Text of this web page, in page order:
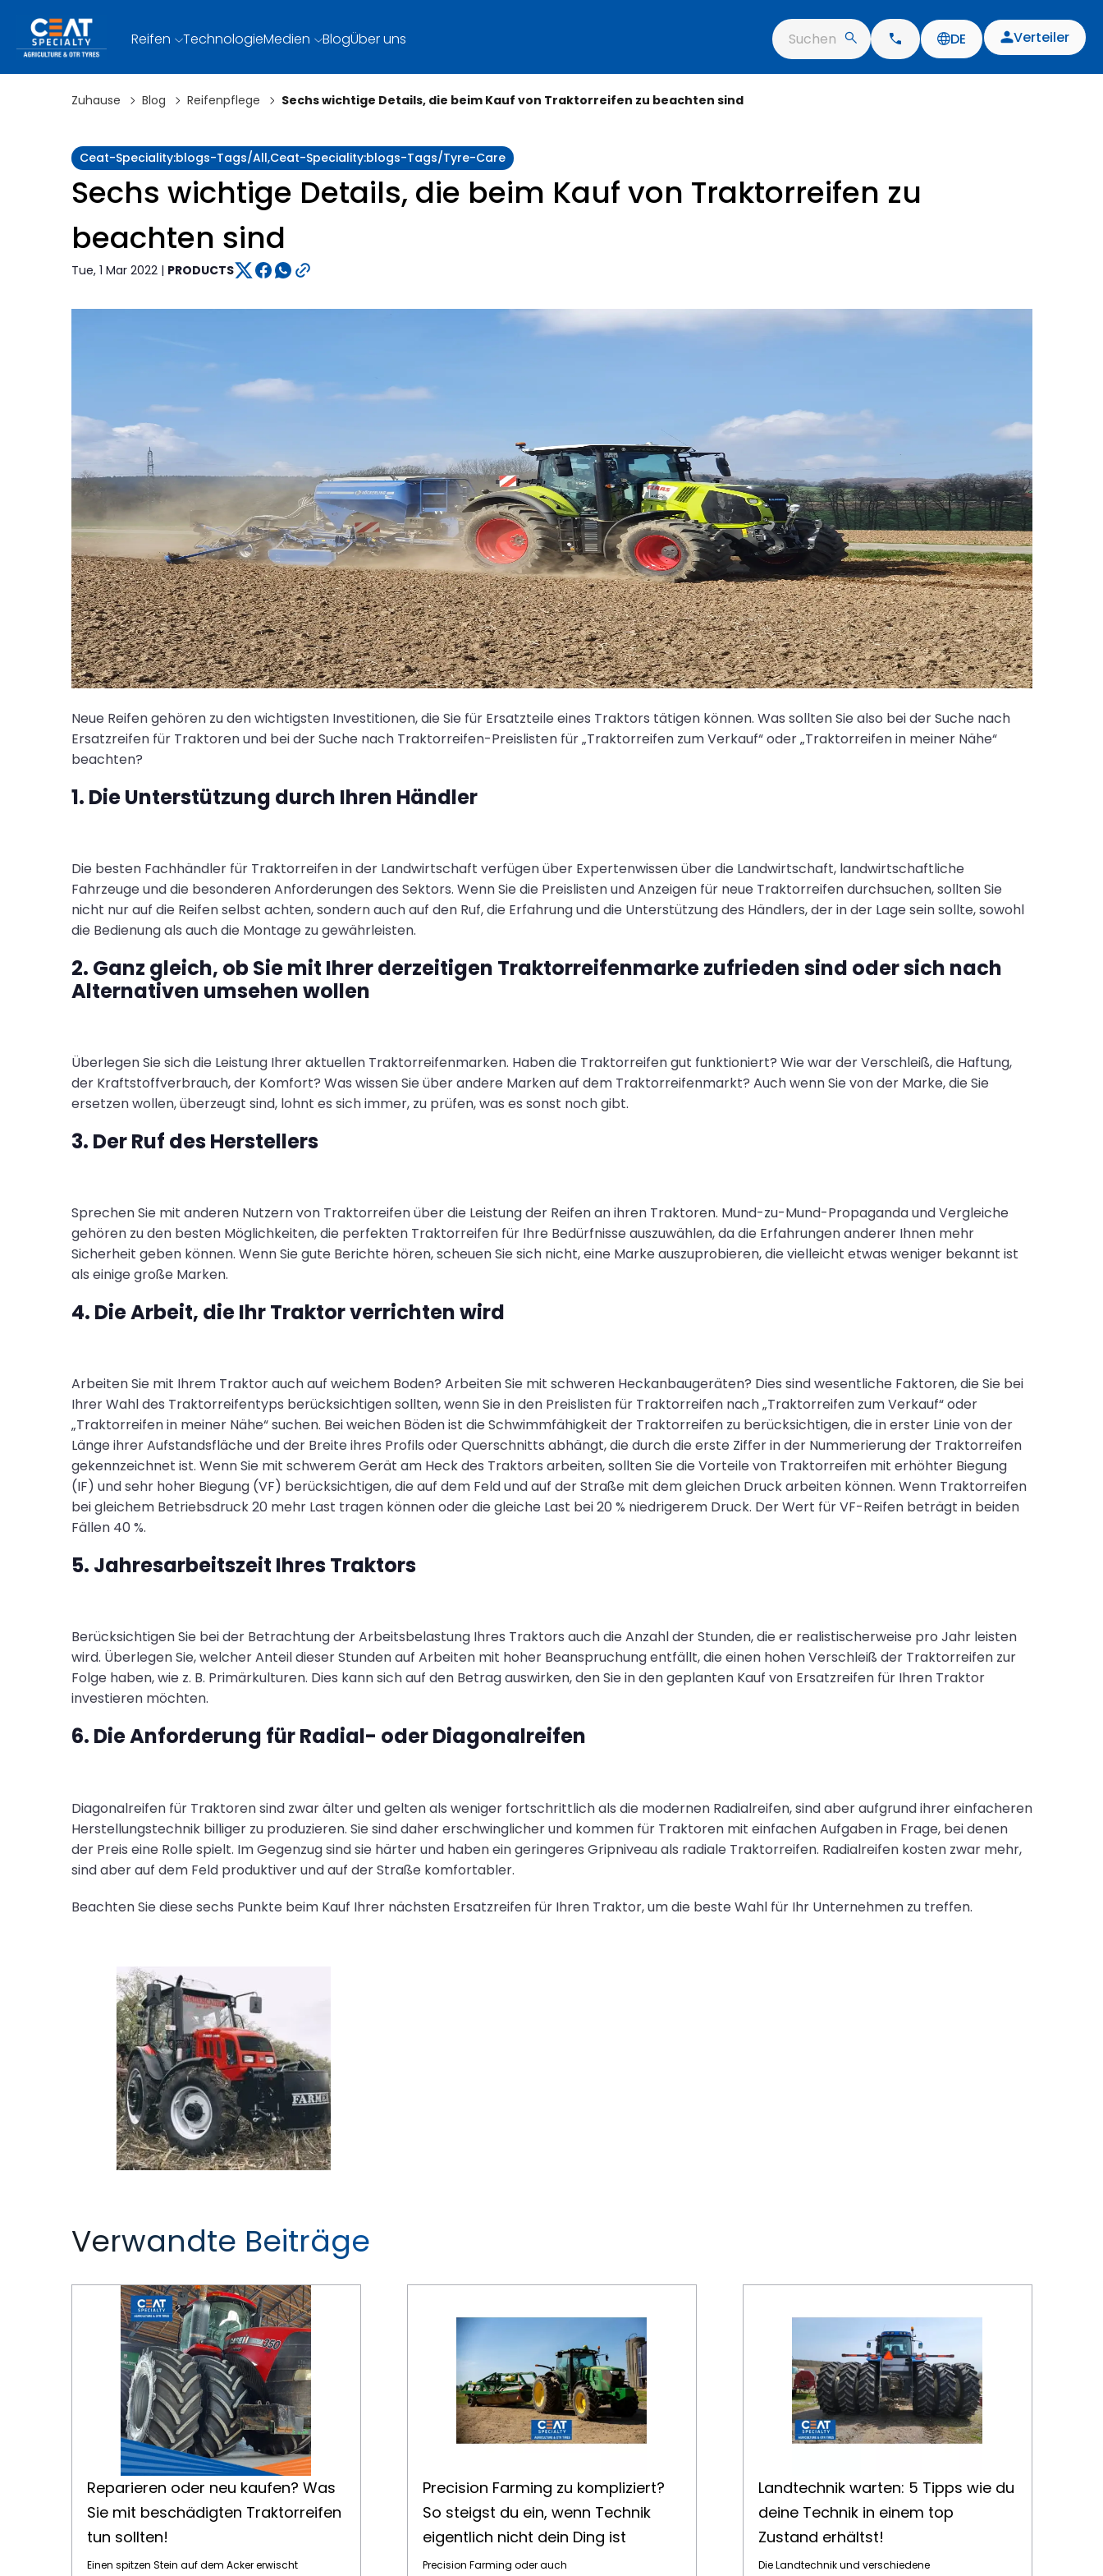
Reifen TechnologieMedien BlogÜber uns Suchen DE Verteiler
Zuhause Blog Reifenpflege Sechs wichtige Details, die beim Kauf von Traktorreifen zu beachten sind
Ceat-Speciality:blogs-Tags/all,ceat-Speciality:blogs-Tags/tyre-Care
Sechs wichtige Details, die beim Kauf von Traktorreifen zu
beachten sind
Tue, 1 Mar 2022 | PRODUCTS
Neue Reifen gehören zu den wichtigsten Investitionen, die Sie für Ersatzteile eines Traktors tätigen können. Was sollten Sie also bei der Suche nach
Ersatzreifen für Traktoren und bei der Suche nach Traktorreifen-Preislisten für „Traktorreifen zum Verkauf“ oder „Traktorreifen in meiner Nähe“
beachten?
1. Die Unterstützung durch Ihren Händler
Die besten Fachhändler für Traktorreifen in der Landwirtschaft verfügen über Expertenwissen über die Landwirtschaft, landwirtschaftliche
Fahrzeuge und die besonderen Anforderungen des Sektors. Wenn Sie die Preislisten und Anzeigen für neue Traktorreifen durchsuchen, sollten Sie
nicht nur auf die Reifen selbst achten, sondern auch auf den Ruf, die Erfahrung und die Unterstützung des Händlers, der in der Lage sein sollte, sowohl
die Bedienung als auch die Montage zu gewährleisten.
2. Ganz gleich, ob Sie mit Ihrer derzeitigen Traktorreifenmarke zufrieden sind oder sich nach
Alternativen umsehen wollen
Überlegen Sie sich die Leistung Ihrer aktuellen Traktorreifenmarken. Haben die Traktorreifen gut funktioniert? Wie war der Verschleiß, die Haftung,
der Kraftstoffverbrauch, der Komfort? Was wissen Sie über andere Marken auf dem Traktorreifenmarkt? Auch wenn Sie von der Marke, die Sie
ersetzen wollen, überzeugt sind, lohnt es sich immer, zu prüfen, was es sonst noch gibt.
3. Der Ruf des Herstellers
Sprechen Sie mit anderen Nutzern von Traktorreifen über die Leistung der Reifen an ihren Traktoren. Mund-zu-Mund-Propaganda und Vergleiche
gehören zu den besten Möglichkeiten, die perfekten Traktorreifen für Ihre Bedürfnisse auszuwählen, da die Erfahrungen anderer Ihnen mehr
Sicherheit geben können. Wenn Sie gute Berichte hören, scheuen Sie sich nicht, eine Marke auszuprobieren, die vielleicht etwas weniger bekannt ist
als einige große Marken.
4. Die Arbeit, die Ihr Traktor verrichten wird
Arbeiten Sie mit Ihrem Traktor auch auf weichem Boden? Arbeiten Sie mit schweren Heckanbaugeräten? Dies sind wesentliche Faktoren, die Sie bei
Ihrer Wahl des Traktorreifentyps berücksichtigen sollten, wenn Sie in den Preislisten für Traktorreifen nach „Traktorreifen zum Verkauf“ oder
„Traktorreifen in meiner Nähe“ suchen. Bei weichen Böden ist die Schwimmfähigkeit der Traktorreifen zu berücksichtigen, die in erster Linie von der
Länge ihrer Aufstandsfläche und der Breite ihres Profils oder Querschnitts abhängt, die durch die erste Ziffer in der Nummerierung der Traktorreifen
gekennzeichnet ist. Wenn Sie mit schwerem Gerät am Heck des Traktors arbeiten, sollten Sie die Vorteile von Traktorreifen mit erhöhter Biegung
(IF) und sehr hoher Biegung (VF) berücksichtigen, die auf dem Feld und auf der Straße mit dem gleichen Druck arbeiten können. Wenn Traktorreifen
bei gleichem Betriebsdruck 20 mehr Last tragen können oder die gleiche Last bei 20 % niedrigerem Druck. Der Wert für VF-Reifen beträgt in beiden
Fällen 40 %.
5. Jahresarbeitszeit Ihres Traktors
Berücksichtigen Sie bei der Betrachtung der Arbeitsbelastung Ihres Traktors auch die Anzahl der Stunden, die er realistischerweise pro Jahr leisten
wird. Überlegen Sie, welcher Anteil dieser Stunden auf Arbeiten mit hoher Beanspruchung entfällt, die einen hohen Verschleiß der Traktorreifen zur
Folge haben, wie z. B. Primärkulturen. Dies kann sich auf den Betrag auswirken, den Sie in den geplanten Kauf von Ersatzreifen für Ihren Traktor
investieren möchten.
6. Die Anforderung für Radial- oder Diagonalreifen
Diagonalreifen für Traktoren sind zwar älter und gelten als weniger fortschrittlich als die modernen Radialreifen, sind aber aufgrund ihrer einfacheren
Herstellungstechnik billiger zu produzieren. Sie sind daher erschwinglicher und kommen für Traktoren mit einfachen Aufgaben in Frage, bei denen
der Preis eine Rolle spielt. Im Gegenzug sind sie härter und haben ein geringeres Gripniveau als radiale Traktorreifen. Radialreifen kosten zwar mehr,
sind aber auf dem Feld produktiver und auf der Straße komfortabler.
Beachten Sie diese sechs Punkte beim Kauf Ihrer nächsten Ersatzreifen für Ihren Traktor, um die beste Wahl für Ihr Unternehmen zu treffen.
Verwandte Beiträge
Reparieren oder neu kaufen? Was
Sie mit beschädigten Traktorreifen
tun sollten!
Einen spitzen Stein auf dem Acker erwischt
Precision Farming zu kompliziert?
So steigst du ein, wenn Technik
eigentlich nicht dein Ding ist
Precision Farming oder auch
Landtechnik warten: 5 Tipps wie du
deine Technik in einem top
Zustand erhältst!
Die Landtechnik und verschiedene